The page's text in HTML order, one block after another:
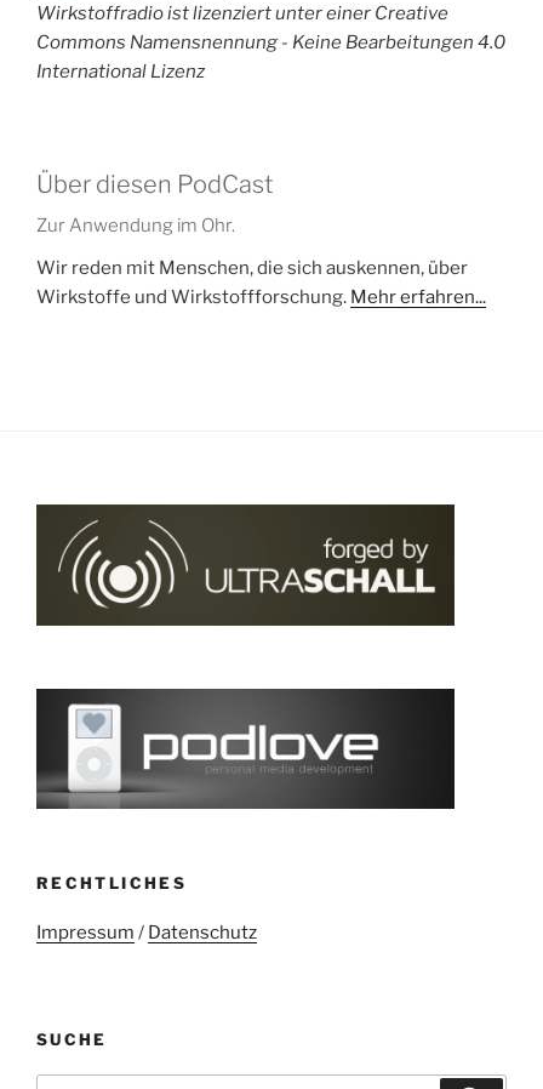
Wirkstoffradio ist lizenziert unter einer Creative
Commons Namensnennung - Keine Bearbeitungen 4.0
International Lizenz
Über diesen PodCast
Zur Anwendung im Ohr.
Wir reden mit Menschen, die sich auskennen, über
Wirkstoffe und Wirkstoffforschung. Mehr erfahren...
RECHTLICHES
Impressum / Datenschutz
SUCHE